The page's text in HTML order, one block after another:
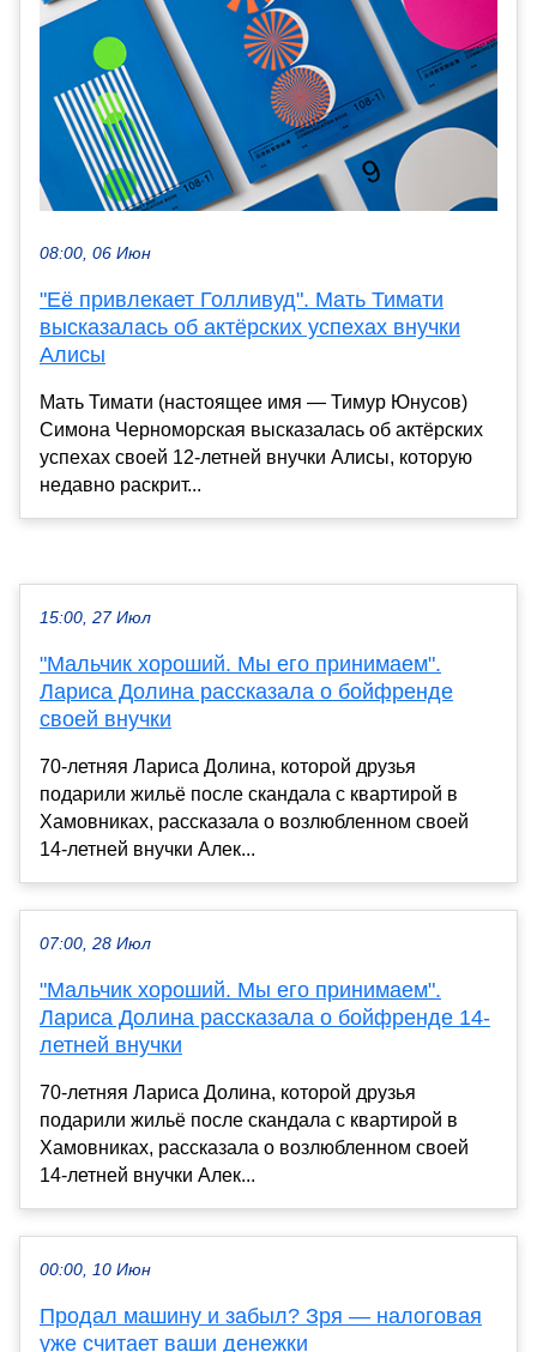
08:00, 06 Июн
"Её привлекает Голливуд". Мать Тимати
высказалась об актёрских успехах внучки
Алисы
Мать Тимати (настоящее имя — Тимур Юнусов)
Симона Черноморская высказалась об актёрских
успехах своей 12-летней внучки Алисы, которую
недавно раскрит...
15:00, 27 Июл
"Мальчик хороший. Мы его принимаем".
Лариса Долина рассказала о бойфренде
своей внучки
70-летняя Лариса Долина, которой друзья
подарили жильё после скандала с квартирой в
Хамовниках, рассказала о возлюбленном своей
14-летней внучки Алек...
07:00, 28 Июл
"Мальчик хороший. Мы его принимаем".
Лариса Долина рассказала о бойфренде 14-
летней внучки
70-летняя Лариса Долина, которой друзья
подарили жильё после скандала с квартирой в
Хамовниках, рассказала о возлюбленном своей
14-летней внучки Алек...
00:00, 10 Июн
Продал машину и забыл? Зря — налоговая
уже считает ваши денежки